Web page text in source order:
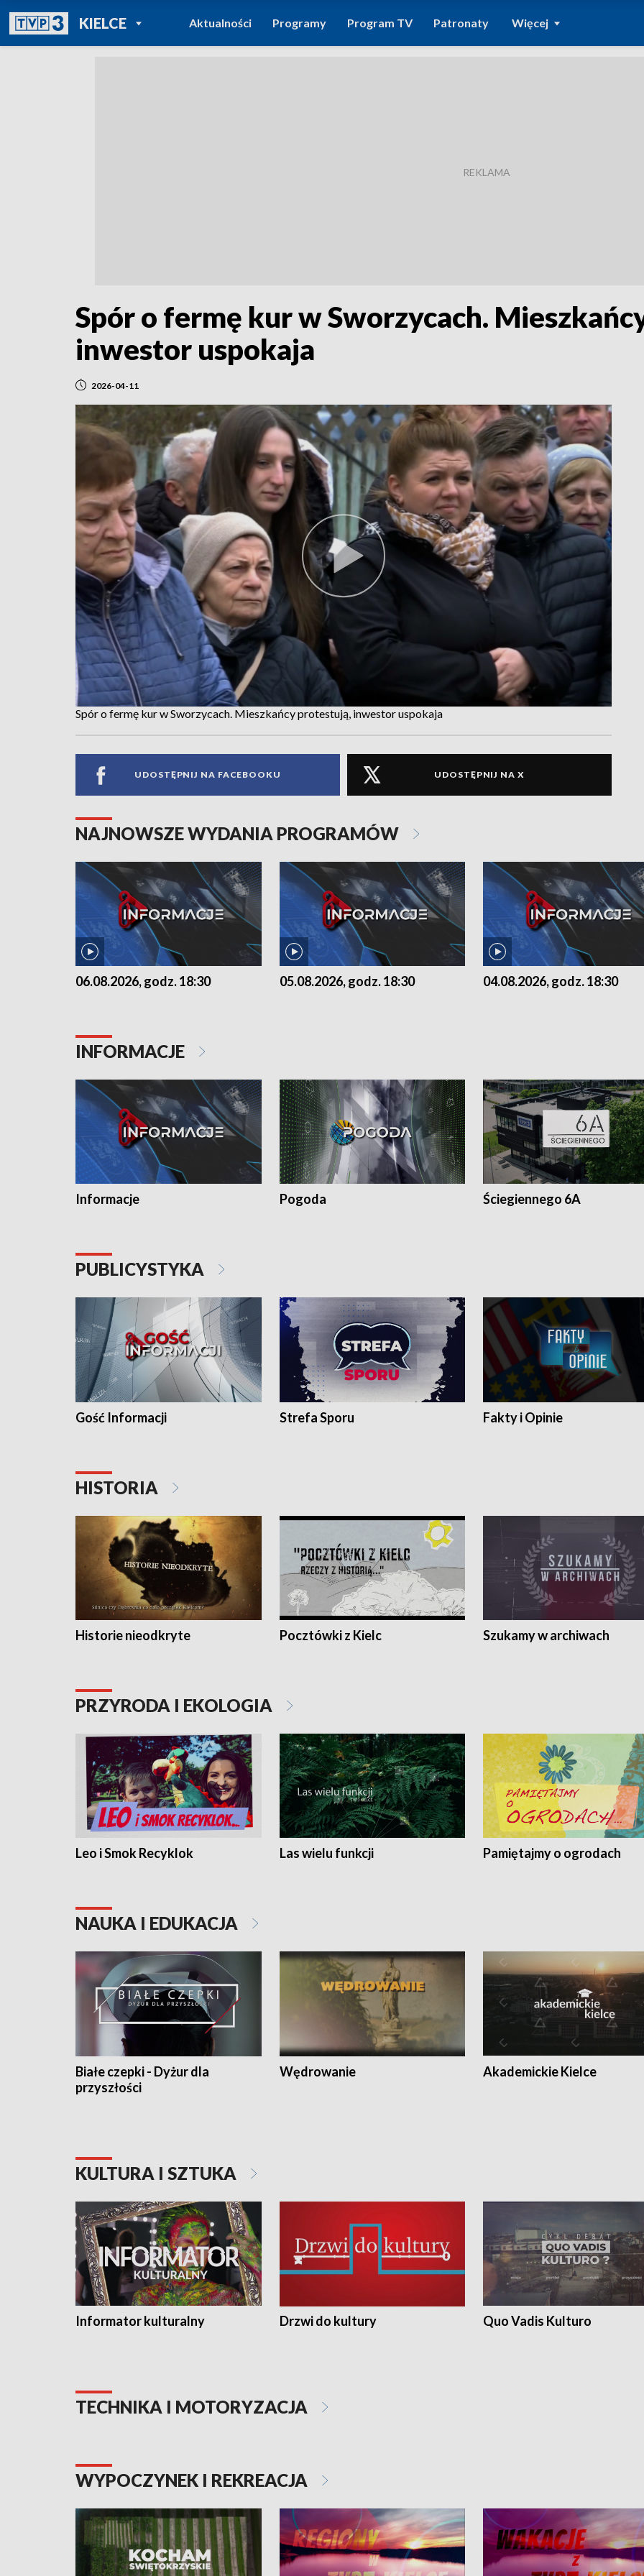
KIELCEPOWRÓT DO
TVP REGIONY
Aktualności Programy Program TV Patronaty Więcej
Spór o fermę kur w Sworzycach.
inwestor uspokaja
2026-04-11
Spór o fermę kur w Sworzycach. Mieszkańcy protestują, inwestor uspokaja
UDOSTĘPNIJ NA FACEBOOKU UDOSTĘPNIJ NA X
NAJNOWSZE WYDANIA PROGRAMÓW
06.08.2026, godz. 18:30 05.08.2026, godz. 18:30 04.08.2026, godz. 18:30
INFORMACJE
Informacje Pogoda Ściegiennego 6A
PUBLICYSTYKA
Gość Informacji Strefa Sporu Fakty i Opinie
HISTORIA
Historie nieodkryte Pocztówki z Kielc Szukamy w archiwach
PRZYRODA I EKOLOGIA
Leo i Smok Recyklok Las wielu funkcji Pamiętajmy o ogrodach
NAUKA I EDUKACJA
Białe czepki - Dyżur dla
przyszłości
Wędrowanie Akademickie Kielce
KULTURA I SZTUKA
Informator kulturalny Drzwi do kultury Quo Vadis Kulturo
TECHNIKA I MOTORYZACJA
WYPOCZYNEK I REKREACJA